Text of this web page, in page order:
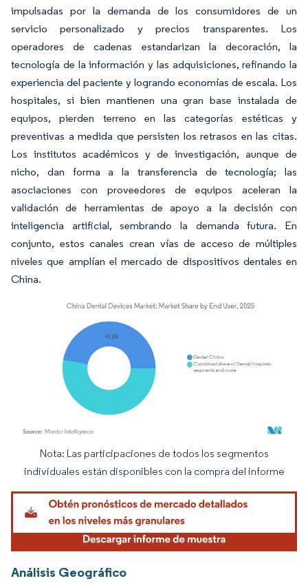
impulsadas por la demanda de los consumidores de un
servicio personalizado y precios transparentes. Los
operadores de cadenas estandarizan la decoración, la
tecnología de la información y las adquisiciones, refinando la
experiencia del paciente y logrando economías de escala. Los
hospitales, si bien mantienen una gran base instalada de
equipos, pierden terreno en las categorías estéticas y
preventivas a medida que persisten los retrasos en las citas.
Los institutos académicos y de investigación, aunque de
nicho, dan forma a la transferencia de tecnología; las
asociaciones con proveedores de equipos aceleran la
validación de herramientas de apoyo a la decisión con
inteligencia artificial, sembrando la demanda futura. En
conjunto, estos canales crean vías de acceso de múltiples
niveles que amplían el mercado de dispositivos dentales en
China.
Imagen © Mordor Intelligence. El uso requiere atribución según CC BY 4.0.
Nota: Las participaciones de todos los segmentos
individuales están disponibles con la compra del informe
Análisis Geográfico